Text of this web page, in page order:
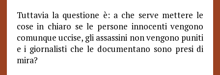
Tuttavia la questione è: a che serve mettere le
cose in chiaro se le persone innocenti vengono
comunque uccise, gli assassini non vengono puniti
e i giornalisti che le documentano sono presi di
mira?